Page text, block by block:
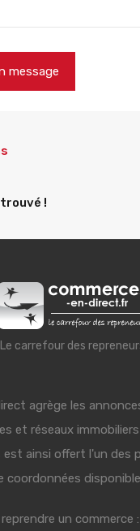
!
Le carrefour des
agrège les
et réseaux
est ainsi offert l'un des
coordonnées
un commerce